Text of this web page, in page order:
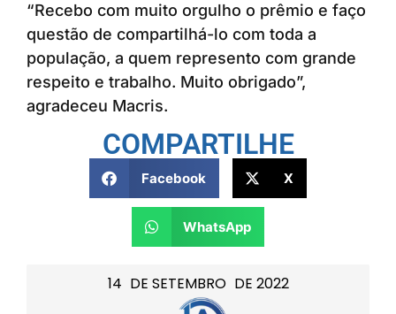
14 DE SETEMBRO DE 2022
“Recebo com muito orgulho o prêmio e faço
questão de compartilhá-lo com toda a
população, a quem represento com grande
respeito e trabalho. Muito obrigado”,
agradeceu Macris.
COMPARTILHE
Facebook X
WhatsApp